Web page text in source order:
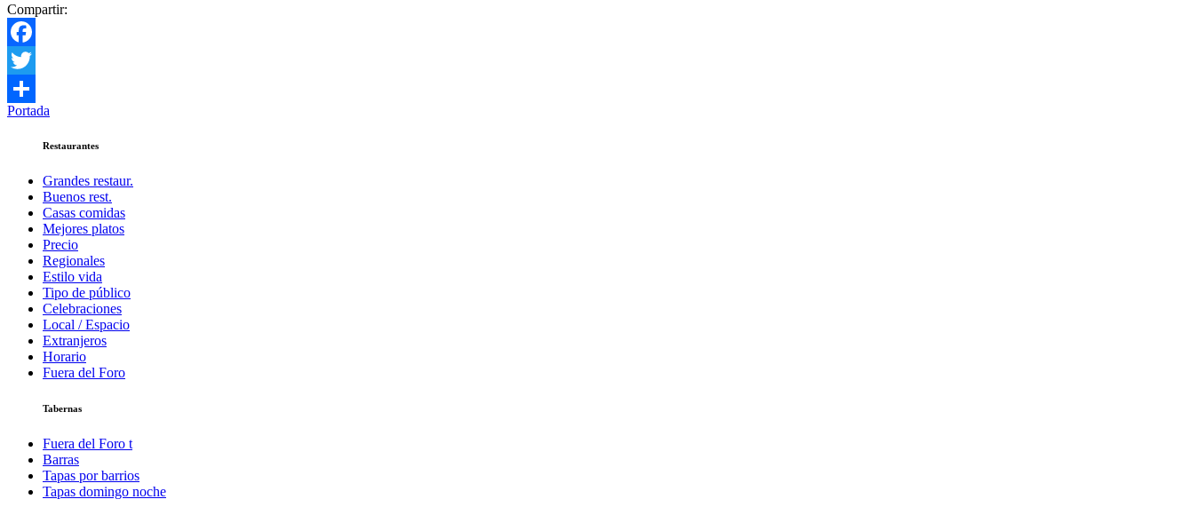
Compartir:
Facebook
Twitter
Compartir
Portada
Restaurantes
Grandes restaur.
Buenos rest.
Casas comidas
Mejores platos
Precio
Regionales
Estilo vida
Tipo de público
Celebraciones
Local / Espacio
Extranjeros
Horario
Fuera del Foro
Tabernas
Fuera del Foro t
Barras
Tapas por barrios
Tapas domingo noche